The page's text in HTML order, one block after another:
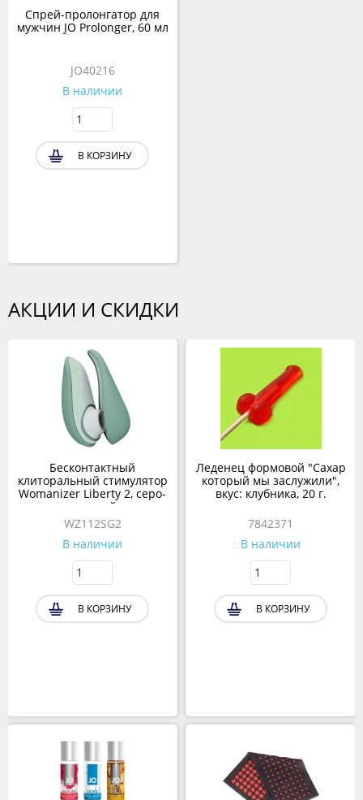
Спрей-пролонгатор для
мужчин JO Prolonger, 60 мл
JO40216
В наличии
В КОРЗИНУ
АКЦИИ И СКИДКИ
Бесконтактный
клиторальный стимулятор
Womanizer Liberty 2, серо-
зеленый
WZ112SG2
В наличии
В КОРЗИНУ
Леденец формовой "Сахар
который мы заслужили",
вкус: клубника, 20 г.
7842371
В наличии
В КОРЗИНУ